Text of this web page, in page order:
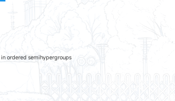
in ordered semihypergroups